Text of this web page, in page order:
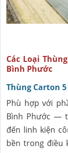
Các Loại
Bình Phước
Thùng Carton
Phù hợp với
Bình Phước —
đến linh kiện
bền trong điều